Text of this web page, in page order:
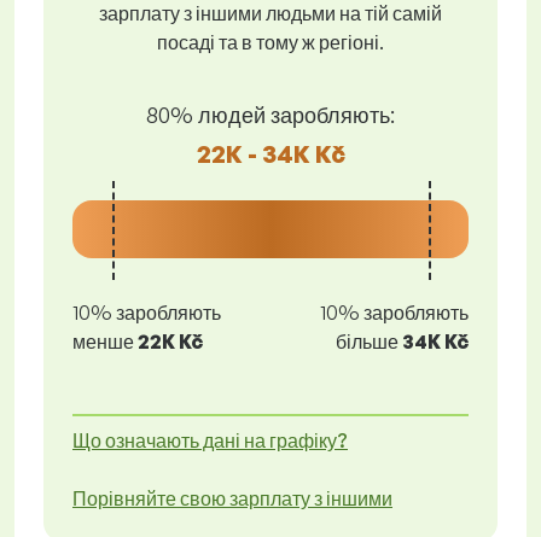
зарплату з іншими людьми на тій самій
посаді та в тому ж регіоні.
80% людей заробляють:
22K - 34K Kč
10% заробляють
менше22K Kč
10% заробляють
більше 34K Kč
Що означають дані на графіку?
Порівняйте свою зарплату з іншими